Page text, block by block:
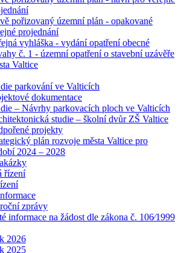
pořizovaný územní plán - opakované
projednání
vyhláška - vydání opatření obecné
č. 1 - územní opatření o stavební uzávěře
Valtice
parkování ve Valticích
dokumentace
– Návrhy parkovacích ploch ve Valticích
studie – školní dvůr ZŠ Valtice
projekty
plán rozvoje města Valtice pro
2024 – 2028
řízení
zprávy
informace na žádost dle zákona č. 106⁄1999
2026
2025